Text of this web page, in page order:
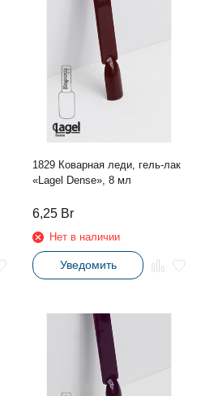
1829 Коварная леди, гель-лак
«Lagel Dense», 8 мл
6,25 Br
Нет в наличии
Уведомить